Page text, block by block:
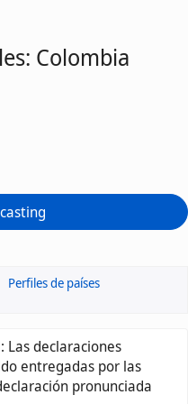
Colombia
Perfiles de países
: Las declaraciones
entregadas por las
pronunciada